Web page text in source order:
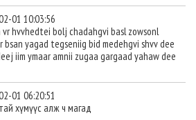
01 10:03:56
hvvhedtei bolj chadahgvi basl zowsonl
bsan yagad tegseniig bid medehgvi shvv dee
iim ymaar amnii zugaa gargaad yahaw dee
01 06:20:51
хүмүүс алж ч магад